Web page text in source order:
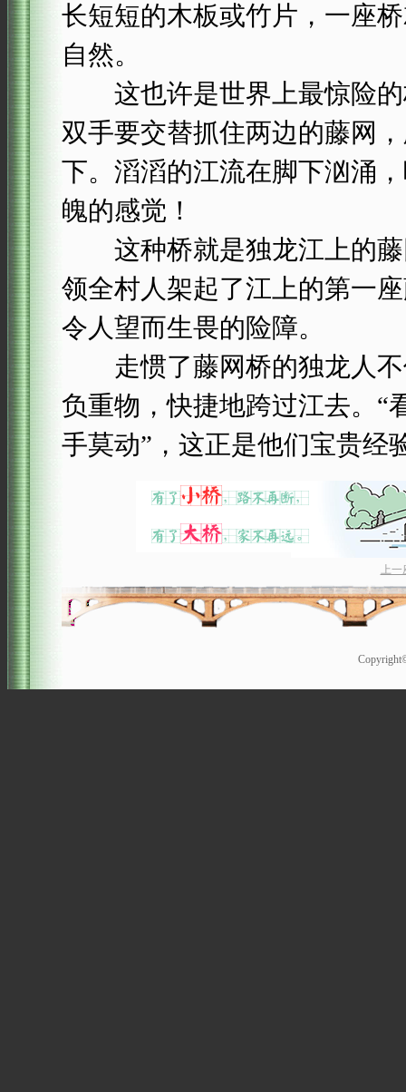
长短短的木板或竹片，一座
自然。
这也许是世界上最惊险的
双手要交替抓住两边的藤网
下。滔滔的江流在脚下汹涌
魄的感觉！
这种桥就是独龙江上的藤
领全村人架起了江上的第一
令人望而生畏的险障。
走惯了藤网桥的独龙人不
负重物，快捷地跨过江去。“
手莫动”，这正是他们宝贵经
上一